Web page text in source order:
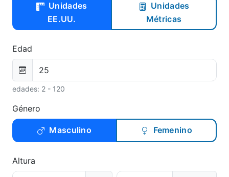
Unidades
EE.UU.
Unidades
Métricas
Edad
edades: 2 - 120
Género
Masculino Femenino
Altura